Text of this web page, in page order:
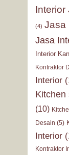
Interior
(4) Jasa
Jasa
Interior
Kontraktor
Interior
Kitchen
(10)
Desain (5)
Interior
Kontraktor